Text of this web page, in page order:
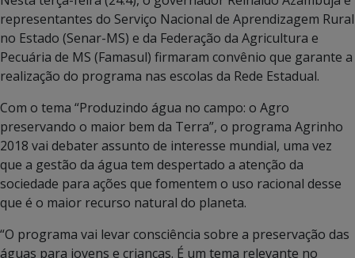
representantes do Serviço Nacional de Aprendizagem Rural
no Estado (Senar-MS) e da Federação da Agricultura e
Pecuária de MS (Famasul) firmaram convênio que garante a
realização do programa nas escolas da Rede Estadual.
Com o tema “Produzindo água no campo: o Agro
preservando o maior bem da Terra”, o programa Agrinho
2018 vai debater assunto de interesse mundial, uma vez
que a gestão da água tem despertado a atenção da
sociedade para ações que fomentem o uso racional desse
que é o maior recurso natural do planeta.
“O programa vai levar consciência sobre a preservação das
águas para jovens e crianças. É um tema relevante no